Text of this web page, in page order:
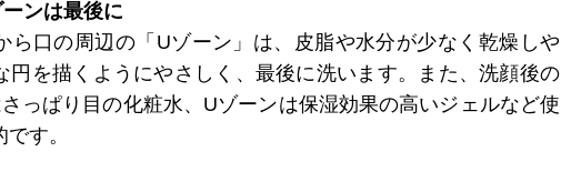
ンは最後に
ら口の周辺の「Uゾーン」は、皮脂や水分が少なく乾燥しや
円を描くようにやさしく、最後に洗います。また、洗顔後の
っぱり目の化粧水、Uゾーンは保湿効果の高いジェルなど使
す。